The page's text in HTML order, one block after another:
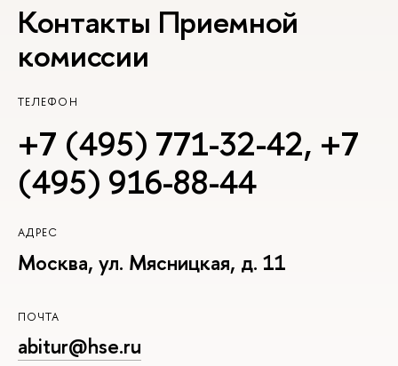
Контакты Приемной
комиссии
ТЕЛЕФОН
+7 (495) 771-32-42, +7
(495) 916-88-44
АДРЕС
Москва, ул. Мясницкая, д. 11
ПОЧТА
abitur@hse.ru